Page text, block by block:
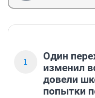
1
Один
изменил
довели
попытки